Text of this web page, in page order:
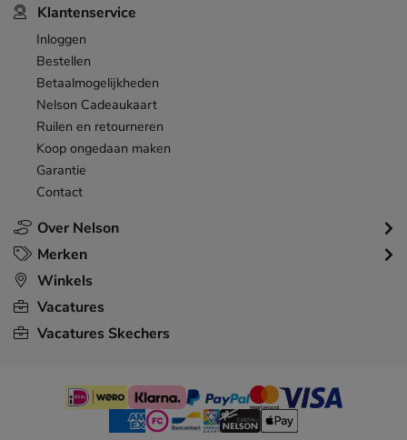
Over Nelson
Klantenservice
Inloggen
Bestellen
Betaalmogelijkheden
Nelson Cadeaukaart
Ruilen en retourneren
Koop ongedaan maken
Garantie
Contact
Merken
Winkels
Vacatures
Vacatures Skechers